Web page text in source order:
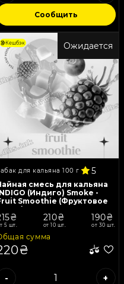
Сообщить
Ожидается
Кешбэк
для кальяна 100 г 5
смесь для кальяна
(Индиго) Smoke -
Smoothie (Фруктовое
смузи) 100г
5 шт.
210₴
от 10 шт.
190₴
от 30 шт.
сумма
- +